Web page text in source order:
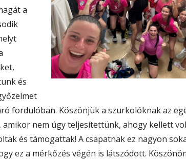
a
és
fordulóban. Köszönjük a szurkolóknak az
amikor nem úgy teljesítettünk, ahogy kellett
és támogattak! A csapatnak ez nagyon
ez a mérkőzés végén is látszódott.